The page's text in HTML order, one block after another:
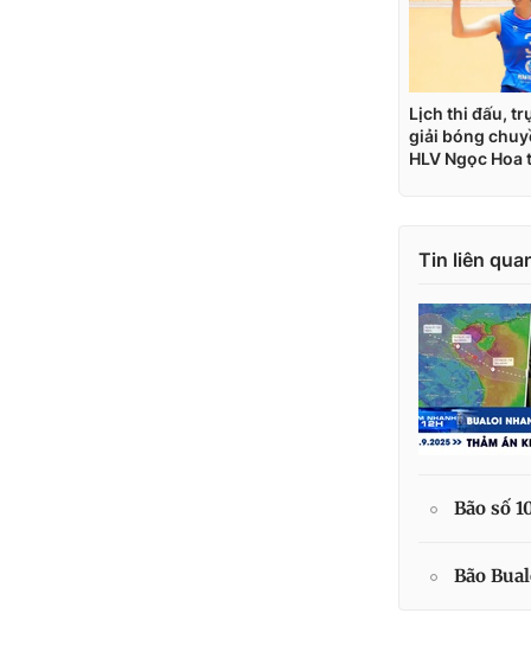
Tin liên
Bão số
Bão